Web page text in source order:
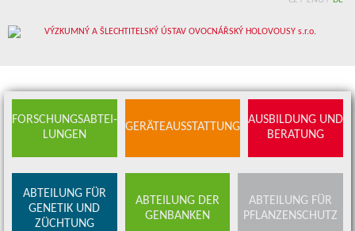
FORSCHUNGSABTEI-
LUNGEN
GERÄTEAUSSTATTUNG
AUSBILDUNG UND
BERATUNG
ABTEILUNG FÜR
GENETIK UND
ZÜCHTUNG
ABTEILUNG DER
GENBANKEN
ABTEILUNG FÜR
PFLANZENSCHUTZ